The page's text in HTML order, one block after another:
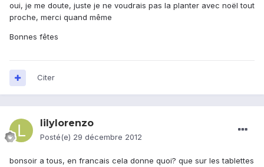
oui, je me doute, juste je ne voudrais pas la planter avec noël tout
proche, merci quand même
Bonnes fêtes
Citer
lilylorenzo
Posté(e) 29 décembre 2012
bonsoir a tous, en francais cela donne quoi? que sur les tablettes